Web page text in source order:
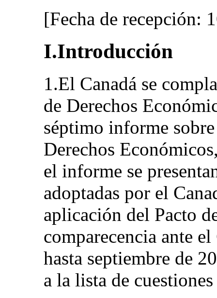
[Fecha de recepción:
I.Introducción
1.El Canadá se
de Derechos
séptimo informe
Derechos
el informe se
adoptadas por el
aplicación del Pacto
comparecencia ante
hasta septiembre de
a la lista de